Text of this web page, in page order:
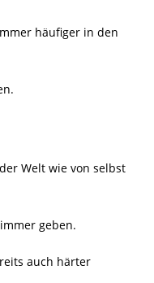
häufiger in den
Welt wie von selbst
geben.
auch härter